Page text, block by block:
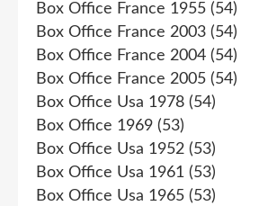
Box Office France 1955 (54)
Box Office France 2003 (54)
Box Office France 2004 (54)
Box Office France 2005 (54)
Box Office Usa 1978 (54)
Box Office 1969 (53)
Box Office Usa 1952 (53)
Box Office Usa 1961 (53)
Box Office Usa 1965 (53)